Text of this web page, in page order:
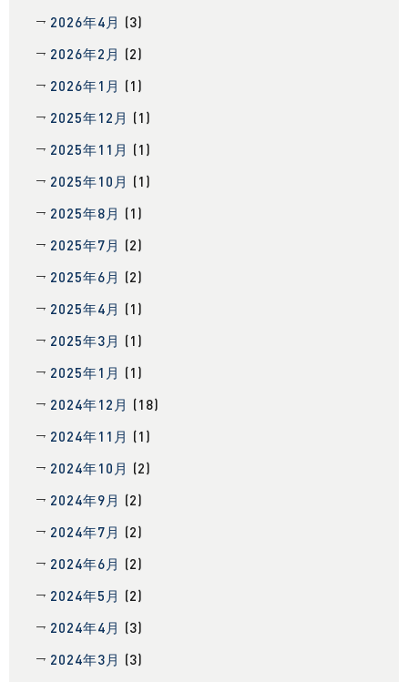
2026年4月 (3)
2026年2月 (2)
2026年1月 (1)
2025年12月 (1)
2025年11月 (1)
2025年10月 (1)
2025年8月 (1)
2025年7月 (2)
2025年6月 (2)
2025年4月 (1)
2025年3月 (1)
2025年1月 (1)
2024年12月 (18)
2024年11月 (1)
2024年10月 (2)
2024年9月 (2)
2024年7月 (2)
2024年6月 (2)
2024年5月 (2)
2024年4月 (3)
2024年3月 (3)